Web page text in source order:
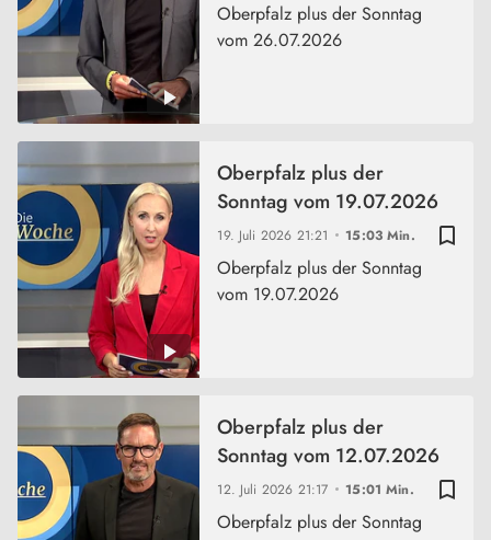
Oberpfalz plus der Sonntag
vom 26.07.2026
bookmark_border
19. Juli 2026 21:21 15:03 Min.
Oberpfalz plus der
Sonntag vom 19.07.2026
Oberpfalz plus der Sonntag
vom 19.07.2026
bookmark_border
12. Juli 2026 21:17 15:01 Min.
Oberpfalz plus der
Sonntag vom 12.07.2026
Oberpfalz plus der Sonntag